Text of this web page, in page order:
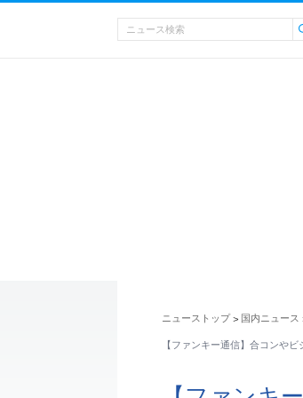
ニューストップ > 国内ニュース
【ファンキー通信】合コンや